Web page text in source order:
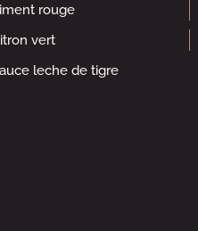
rouge
vert
leche de tigre